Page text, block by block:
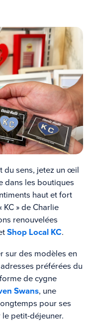
du sens, jetez un œil
dans les boutiques
haut et fort
» de Charlie
renouvelées
Shop Local KC.
sur des modèles en
préférées du
de cygne
Swans, une
pour ses
petit-déjeuner.